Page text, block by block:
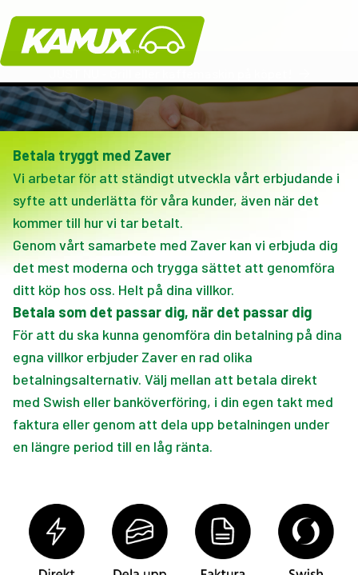
Kamux
Betala tryggt med Zaver
Vi arbetar för att ständigt utveckla vårt erbjudande i
syfte att underlätta för våra kunder, även när det
kommer till hur vi tar betalt.
Genom vårt samarbete med Zaver kan vi erbjuda dig
det mest moderna och trygga sättet att genomföra
ditt köp hos oss. Helt på dina villkor.
Betala som det passar dig, när det passar dig
För att du ska kunna genomföra din betalning på dina
egna villkor erbjuder Zaver en rad olika
betalningsalternativ. Välj mellan att betala direkt
med Swish eller banköverföring, i din egen takt med
faktura eller genom att dela upp betalningen under
en längre period till en låg ränta.